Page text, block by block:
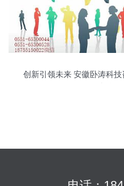
创新引领未来 安徽卧涛科